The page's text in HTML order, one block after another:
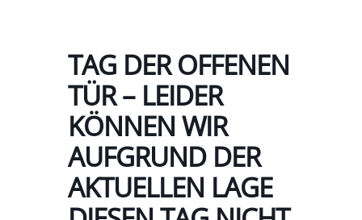
TAG DER OFFENEN
TÜR – LEIDER
KÖNNEN WIR
AUFGRUND DER
AKTUELLEN LAGE